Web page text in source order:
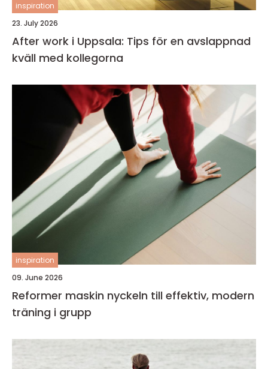
inspiration
23. July 2026
After work i Uppsala: Tips för en avslappnad
kväll med kollegorna
inspiration
09. June 2026
Reformer maskin nyckeln till effektiv, modern
träning i grupp